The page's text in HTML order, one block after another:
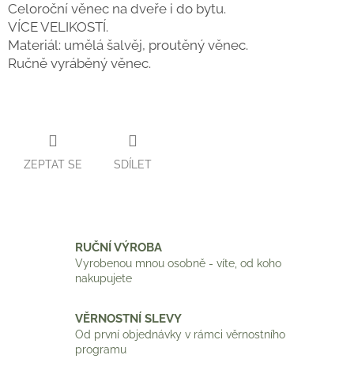
Celoroční věnec na dveře i do bytu.
VÍCE VELIKOSTÍ.
Materiál: umělá šalvěj, proutěný věnec.
Ručně vyráběný věnec.
ZEPTAT SE SDÍLET
RUČNÍ VÝROBA
Vyrobenou mnou osobně - víte, od koho
nakupujete
VĚRNOSTNÍ SLEVY
Od první objednávky v rámci věrnostního
programu